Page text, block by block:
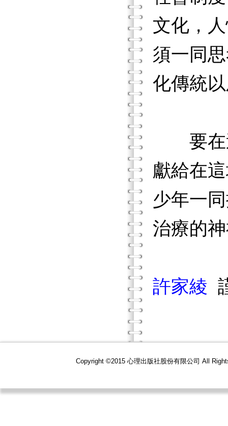
文化，
須一同
化傳統
要在這
獻給在
少年一
治療的
許家綾
Copyright ©2015 心理出版社股份有限公司 All